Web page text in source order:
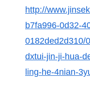
http://
b7fa996-0d32-
0182ded2d310/
dxtui-jin-ji-hua-
ling-he-4nian-